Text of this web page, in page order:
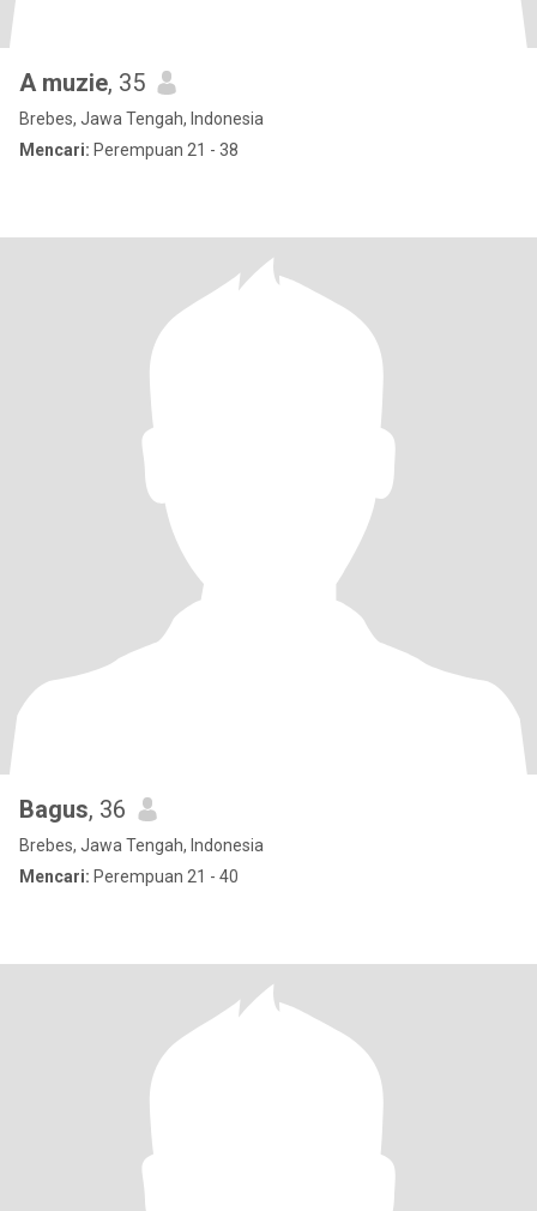
A muzie, 35
Brebes, Jawa Tengah, Indonesia
Mencari: Perempuan 21 - 38
Bagus, 36
Brebes, Jawa Tengah, Indonesia
Mencari: Perempuan 21 - 40